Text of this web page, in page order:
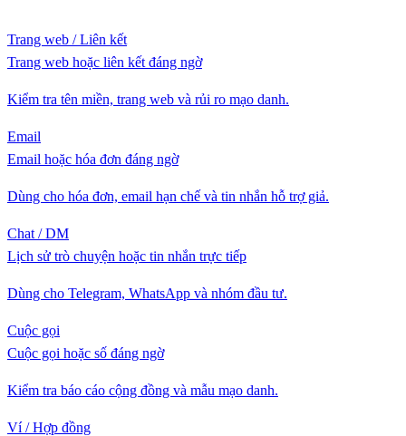
Trang web / Liên kết
Trang web hoặc liên kết đáng ngờ
Kiểm tra tên miền, trang web và rủi ro mạo danh.
Email
Email hoặc hóa đơn đáng ngờ
Dùng cho hóa đơn, email hạn chế và tin nhắn hỗ trợ giả.
Chat / DM
Lịch sử trò chuyện hoặc tin nhắn trực tiếp
Dùng cho Telegram, WhatsApp và nhóm đầu tư.
Cuộc gọi
Cuộc gọi hoặc số đáng ngờ
Kiểm tra báo cáo cộng đồng và mẫu mạo danh.
Ví / Hợp đồng